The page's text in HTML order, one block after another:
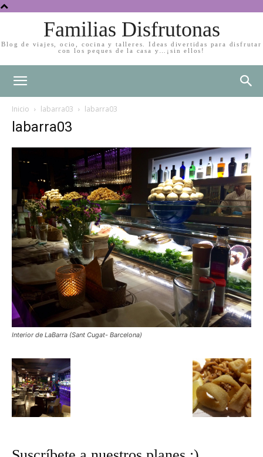
Familias Disfrutonas
Blog de viajes, ocio, cocina y talleres. Ideas divertidas para disfrutar
con los peques de la casa y…¡sin ellos!
Inicio labarra03 labarra03
labarra03
Interior de LaBarra (Sant Cugat- Barcelona)